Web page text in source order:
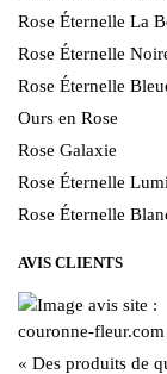
Rose Éternelle La
Rose Éternelle
Rose Éternelle
Ours en Rose
Rose Galaxie
Rose Éternelle
Rose Éternelle
AVIS CLIENTS
« Des produits de